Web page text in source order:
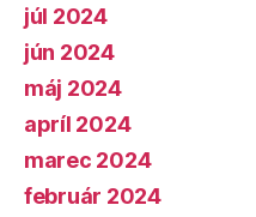
júl 2024
jún 2024
máj 2024
apríl 2024
marec 2024
február 2024